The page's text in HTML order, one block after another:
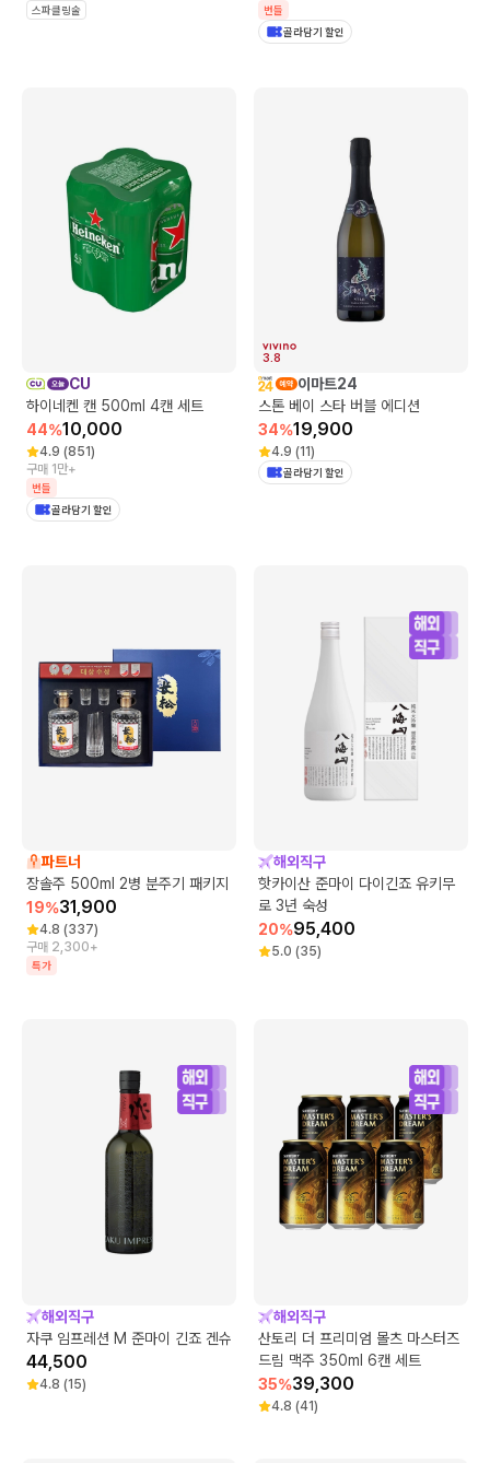
스파클링술
번들
골라담기 할인
CU
하이네켄 캔 500ml 4캔 세트
44%10,000
4.9 (851)
구매 1만+
번들
골라담기 할인
3.8
이마트24
스톤 베이 스타 버블 에디션
34%19,900
4.9 (11)
골라담기 할인
파트너
장솔주 500ml 2병 분주기 패키지
19%31,900
4.8 (337)
구매 2,300+
특가
해외직구
핫카이산 준마이 다이긴죠 유키무
로 3년 숙성
20%95,400
5.0 (35)
해외직구
자쿠 임프레션 M 준마이 긴죠 겐슈
44,500
4.8 (15)
해외직구
산토리 더 프리미엄 몰츠 마스터즈
드림 맥주 350ml 6캔 세트
35%39,300
4.8 (41)